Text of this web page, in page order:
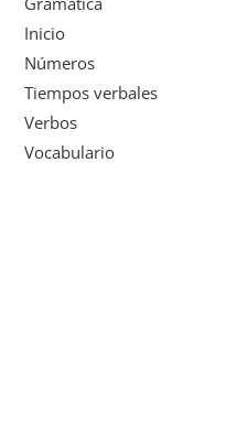
Inicio
Números
Tiempos verbales
Verbos
Vocabulario